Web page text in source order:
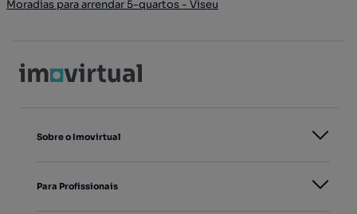
Moradias para arrendar 5-quartos - Viseu
Sobre o Imovirtual
Para Profissionais